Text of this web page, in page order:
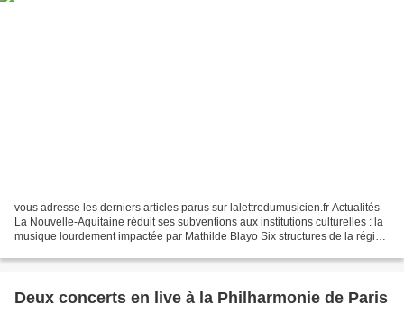
vous adresse les derniers articles parus sur lalettredumusicien.fr Actualités
La Nouvelle-Aquitaine réduit ses subventions aux institutions culturelles : la
musique lourdement impactée par Mathilde Blayo Six structures de la région
Deux concerts en live à la Philharmonie de Paris